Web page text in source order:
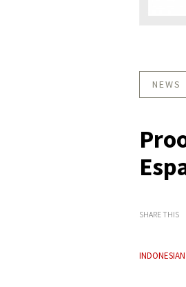
NEWS
SHARE THIS
INDONESIAN